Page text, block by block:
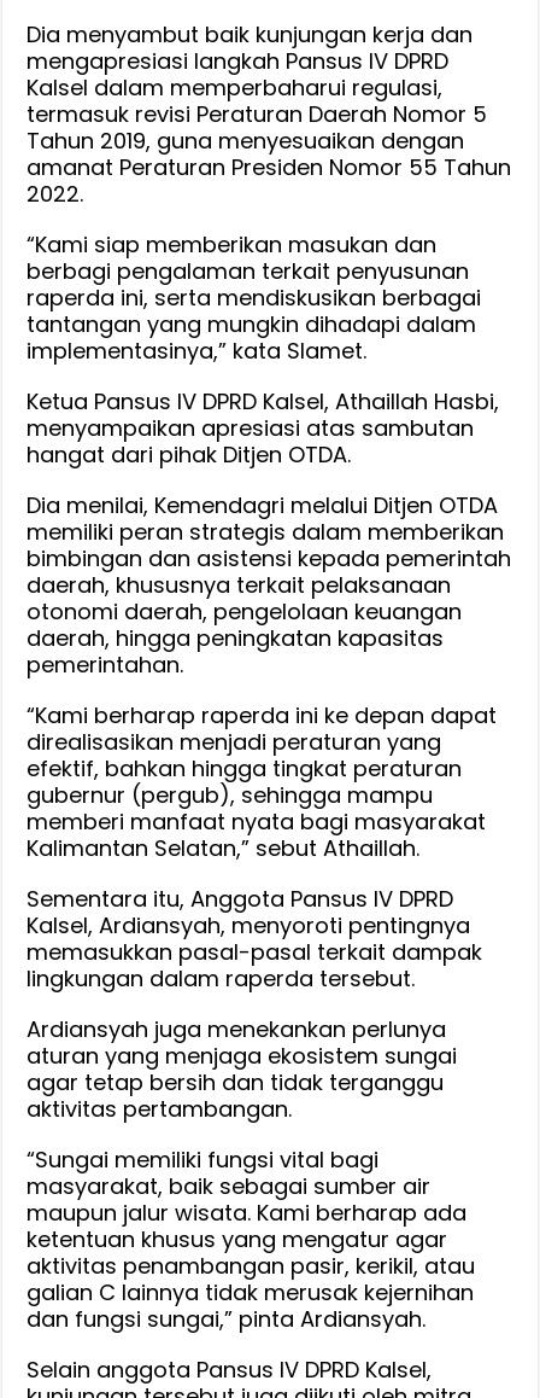
Dia menyambut baik kunjungan kerja dan
mengapresiasi langkah Pansus IV DPRD
Kalsel dalam memperbaharui regulasi,
termasuk revisi Peraturan Daerah Nomor 5
Tahun 2019, guna menyesuaikan dengan
amanat Peraturan Presiden Nomor 55 Tahun
2022.
“Kami siap memberikan masukan dan
berbagi pengalaman terkait penyusunan
raperda ini, serta mendiskusikan berbagai
tantangan yang mungkin dihadapi dalam
implementasinya,” kata Slamet.
Ketua Pansus IV DPRD Kalsel, Athaillah Hasbi,
menyampaikan apresiasi atas sambutan
hangat dari pihak Ditjen OTDA.
Dia menilai, Kemendagri melalui Ditjen OTDA
memiliki peran strategis dalam memberikan
bimbingan dan asistensi kepada pemerintah
daerah, khususnya terkait pelaksanaan
otonomi daerah, pengelolaan keuangan
daerah, hingga peningkatan kapasitas
pemerintahan.
“Kami berharap raperda ini ke depan dapat
direalisasikan menjadi peraturan yang
efektif, bahkan hingga tingkat peraturan
gubernur (pergub), sehingga mampu
memberi manfaat nyata bagi masyarakat
Kalimantan Selatan,” sebut Athaillah.
Sementara itu, Anggota Pansus IV DPRD
Kalsel, Ardiansyah, menyoroti pentingnya
memasukkan pasal-pasal terkait dampak
lingkungan dalam raperda tersebut.
Ardiansyah juga menekankan perlunya
aturan yang menjaga ekosistem sungai
agar tetap bersih dan tidak terganggu
aktivitas pertambangan.
“Sungai memiliki fungsi vital bagi
masyarakat, baik sebagai sumber air
maupun jalur wisata. Kami berharap ada
ketentuan khusus yang mengatur agar
aktivitas penambangan pasir, kerikil, atau
galian C lainnya tidak merusak kejernihan
dan fungsi sungai,” pinta Ardiansyah.
Selain anggota Pansus IV DPRD Kalsel,